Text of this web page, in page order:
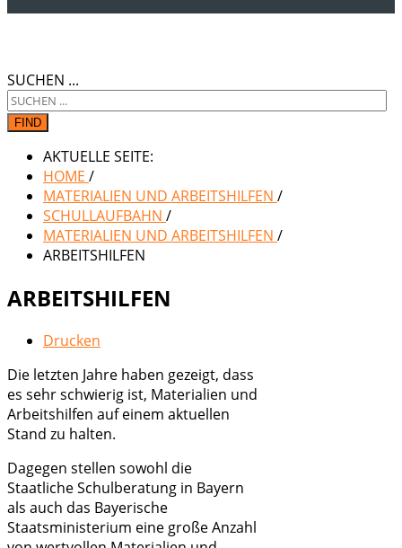
SUCHEN ...
FIND
AKTUELLE SEITE:
HOME /
MATERIALIEN UND ARBEITSHILFEN /
SCHULLAUFBAHN /
MATERIALIEN UND ARBEITSHILFEN /
ARBEITSHILFEN
ARBEITSHILFEN
Drucken
Die letzten Jahre haben gezeigt, dass
es sehr schwierig ist, Materialien und
Arbeitshilfen auf einem aktuellen
Stand zu halten.
Dagegen stellen sowohl die
Staatliche Schulberatung in Bayern
als auch das Bayerische
Staatsministerium eine große Anzahl